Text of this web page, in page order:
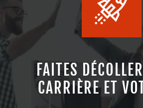
FAITES
CARRIÈRE ET